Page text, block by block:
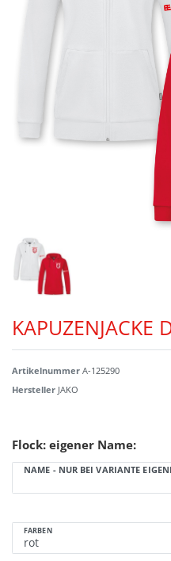
KAPUZENJACKE
Artikelnummer A-125290
Hersteller JAKO
Flock: eigener Name:
NAME - NUR BEI VARIANTE
FARBEN